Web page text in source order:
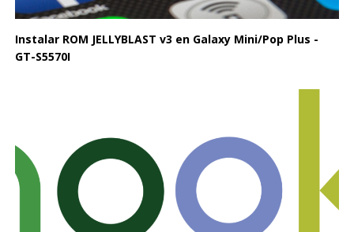
Instalar ROM JELLYBLAST v3 en Galaxy Mini/Pop Plus -
GT-S5570I